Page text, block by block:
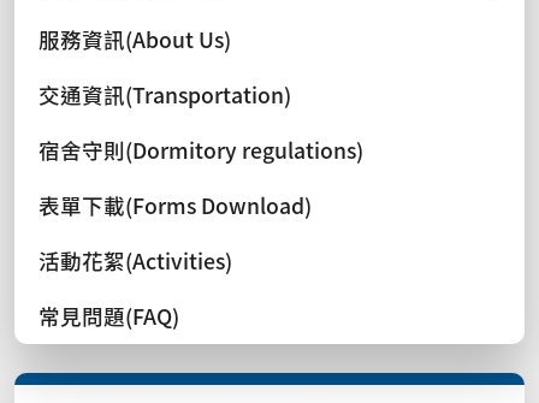
服務資訊(About Us)
交通資訊(Transportation)
宿舍守則(Dormitory regulations)
表單下載(Forms Download)
活動花絮(Activities)
常見問題(FAQ)